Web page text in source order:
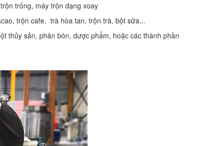
trống, máy trộn dạng xoay
trộn cafe, trà hòa tan, trộn trà, bột sữa...
thủy sản, phân bón, dược phẩm, hoặc các thành phần